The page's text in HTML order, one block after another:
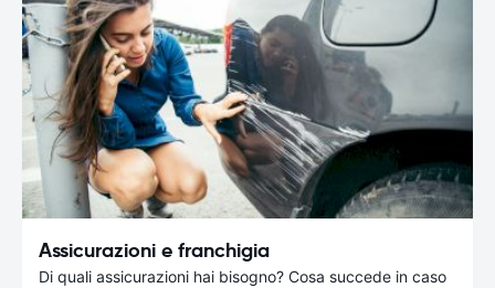
Assicurazioni e franchigia
Di quali assicurazioni hai bisogno? Cosa succede in caso